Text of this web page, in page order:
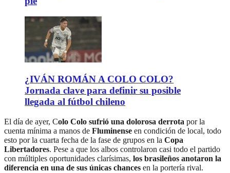
¿IVÁN ROMÁN A COLO COLO?
Jornada clave para definir su posible
llegada al fútbol chileno
El día de ayer, Colo Colo sufrió una dolorosa derrota por la
cuenta mínima a manos de Fluminense en condición de local, todo
esto por la cuarta fecha de la fase de grupos en la Copa
Libertadores. Pese a que los albos controlaron casi todo el partido
con múltiples oportunidades clarísimas, los brasileños anotaron la
diferencia en una de sus únicas chances en la portería rival.